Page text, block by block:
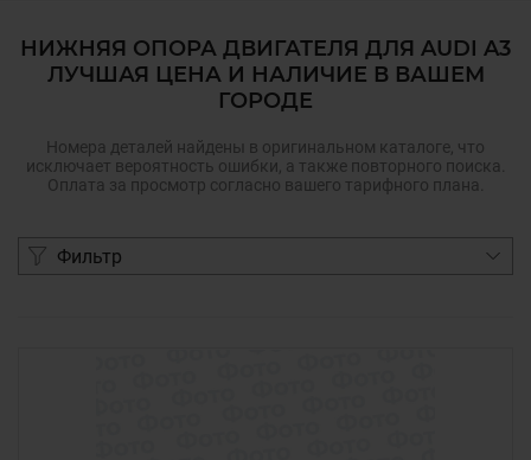
НИЖНЯЯ ОПОРА ДВИГАТЕЛЯ ДЛЯ AUDI A3
ЛУЧШАЯ ЦЕНА И НАЛИЧИЕ В ВАШЕМ
ГОРОДЕ
Номера деталей найдены в оригинальном каталоге, что
исключает вероятность ошибки, а также повторного поиска.
Оплата за просмотр согласно вашего тарифного плана.
Фильтр